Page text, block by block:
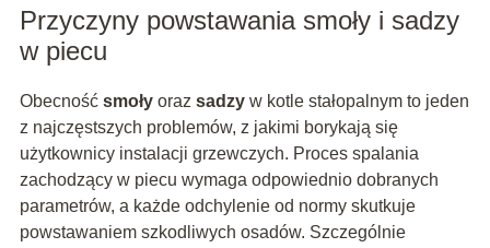
Przyczyny powstawania smoły i sadzy
w piecu
Obecność smołyoraz sadzyw kotle stałopalnym to jeden
z najczęstszych problemów, z jakimi borykają się
użytkownicy instalacji grzewczych. Proces spalania
zachodzący w piecu wymaga odpowiednio dobranych
parametrów, a każde odchylenie od normy skutkuje
powstawaniem szkodliwych osadów. Szczególnie